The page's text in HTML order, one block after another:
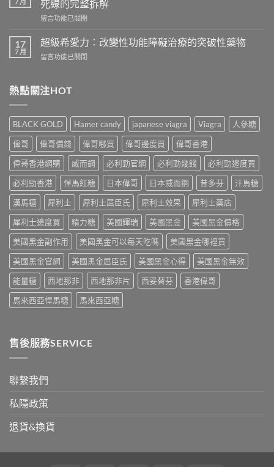
樣？
從
實
案
例、
學
風
到
聰
明
替
代
方
案
一
次
解
析〉
中
壯
頭
怎
辦？
鐘
法
＋
預
防
再
發，
完
整
略
一
次
看〉
中
死線的完整拆解
在
次
吃
兩
而
什
麼
危
害：
從
劑
量、
副
用
到
死
線
的
完
拆
解〉
中
留言功能已關閉
17
7 月
超級希愛力：改變性功能障礙治療的突破性藥物
在
希
愛
改
變
性
功
能
障
礙
治
的
突
破
性
藥
物〉
中
留言功能已關閉
熱點關注HOT
BLACK GOLD Hamer candy japanese viagra Viagra
人參糖
偉哥
偉哥價錢 偉哥哪買 偉哥邊度買
偉哥香港
偉哥香港網購
威而鋼 必利勁官網 必利勁幾錢
必利勁邊度買
必利勁香港
悍馬紅糖 日本偉哥 日本威而鋼 昔多芬
汗馬糖
漢馬糖
犀利士 犀利士屈臣氏 犀利士效果
犀利士藥店
犀利士邊度買
精力糖 美國輝瑞 美國黑金
美國黑金價格
美國黑金副作用
美國黑金可以每天吃嗎
美國黑金哪裡買
美國黑金官網
美國黑金屈臣氏 美國黑金心得
美國黑金無效
能量糖
西地那非 西地那非片 西妥替芬
香港偉哥
馬來西亞悍馬糖
馬來西亞糖
售後服務SERVICE
聯繫我們
私隱政策
退貨&換貨